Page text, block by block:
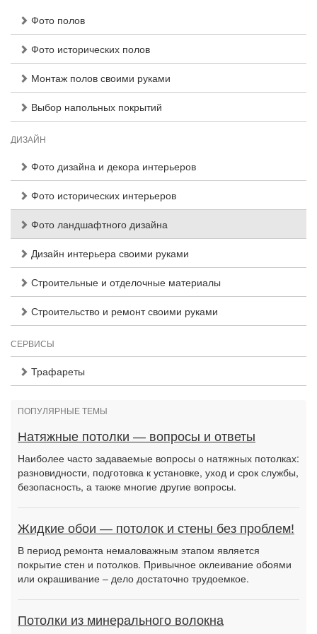
Фото полов
Фото исторических полов
Монтаж полов своими руками
Выбор напольных покрытий
ДИЗАЙН
Фото дизайна и декора интерьеров
Фото исторических интерьеров
Фото ландшафтного дизайна
Дизайн интерьера своими руками
Строительные и отделочные материалы
Строительство и ремонт своими руками
СЕРВИСЫ
Трафареты
ПОПУЛЯРНЫЕ ТЕМЫ
Натяжные потолки — вопросы и ответы
Наиболее часто задаваемые вопросы о натяжных потолках:
разновидности, подготовка к установке, уход и срок службы,
безопасность, а также многие другие вопросы.
Жидкие обои — потолок и стены без проблем!
В период ремонта немаловажным этапом является
покрытие стен и потолков. Привычное оклеивание обоями
или окрашивание – дело достаточно трудоемкое.
Потолки из минерального волокна